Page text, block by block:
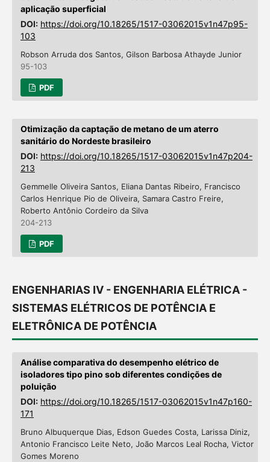
aplicação superficial
DOI: https://doi.org/10.18265/1517-03062015v1n47p95-
103
Robson Arruda dos Santos, Gilson Barbosa Athayde Junior
95-103
PDF
Otimização da captação de metano de um aterro
sanitário do Nordeste brasileiro
DOI: https://doi.org/10.18265/1517-03062015v1n47p204-
213
Gemmelle Oliveira Santos, Eliana Dantas Ribeiro, Francisco
Carlos Henrique Pio de Oliveira, Samara Castro Freire,
Roberto Antônio Cordeiro da Silva
204-213
PDF
ENGENHARIAS IV - ENGENHARIA ELÉTRICA -
SISTEMAS ELÉTRICOS DE POTÊNCIA E
ELETRÔNICA DE POTÊNCIA
Análise comparativa do desempenho elétrico de
isoladores tipo pino sob diferentes condições de
poluição
DOI: https://doi.org/10.18265/1517-03062015v1n47p160-
171
Bruno Albuquerque Dias, Edson Guedes Costa, Larissa Diniz,
Antonio Francisco Leite Neto, João Marcos Leal Rocha, Victor
Gomes Moreno